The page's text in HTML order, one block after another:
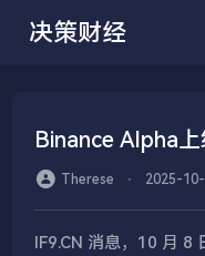
决策财经
Binance Alpha
Therese ⋅ 2025-
IF9.CN 消息，10 月 8